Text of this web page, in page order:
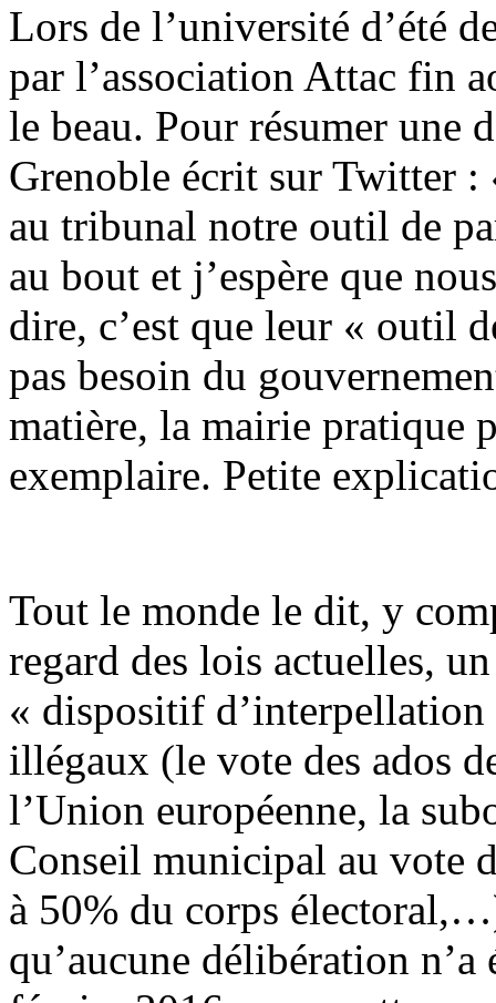
Lors de l’université d’été
par l’association Attac fin
le beau. Pour résumer une
Grenoble écrit sur Twitter :
au tribunal notre outil de
au bout et j’espère que
dire, c’est que leur « outil
pas besoin du
matière, la mairie pratique
exemplaire. Petite
Tout le monde le dit, y
regard des lois actuelles,
« dispositif
illégaux (le vote des ados
l’Union européenne, la
Conseil municipal au vote
à 50% du corps
qu’aucune délibération